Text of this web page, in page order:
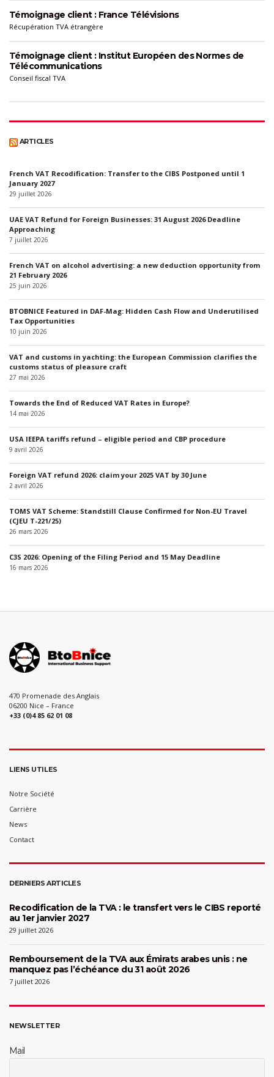
Témoignage client : France Télévisions
Récupération TVA étrangère
Témoignage client : Institut Européen des Normes de
Télécommunications
Conseil fiscal TVA
ARTICLES
French VAT Recodification: Transfer to the CIBS Postponed until 1
January 2027
29 juillet 2026
UAE VAT Refund for Foreign Businesses: 31 August 2026 Deadline
Approaching
7 juillet 2026
French VAT on alcohol advertising: a new deduction opportunity from
21 February 2026
25 juin 2026
BTOBNICE Featured in DAF-Mag: Hidden Cash Flow and Underutilised
Tax Opportunities
10 juin 2026
VAT and customs in yachting: the European Commission clarifies the
customs status of pleasure craft
27 mai 2026
Towards the End of Reduced VAT Rates in Europe?
14 mai 2026
USA IEEPA tariffs refund – eligible period and CBP procedure
9 avril 2026
Foreign VAT refund 2026: claim your 2025 VAT by 30 June
2 avril 2026
TOMS VAT Scheme: Standstill Clause Confirmed for Non-EU Travel
(CJEU T-221/25)
26 mars 2026
C3S 2026: Opening of the Filing Period and 15 May Deadline
16 mars 2026
470 Promenade des Anglais
06200 Nice – France
+33 (0)4 85 62 01 08
LIENS UTILES
Notre Société
Carrière
News
Contact
DERNIERS ARTICLES
Recodification de la TVA : le transfert vers le CIBS reporté
au 1er janvier 2027
29 juillet 2026
Remboursement de la TVA aux Émirats arabes unis : ne
manquez pas l’échéance du 31 août 2026
7 juillet 2026
NEWSLETTER
Mail